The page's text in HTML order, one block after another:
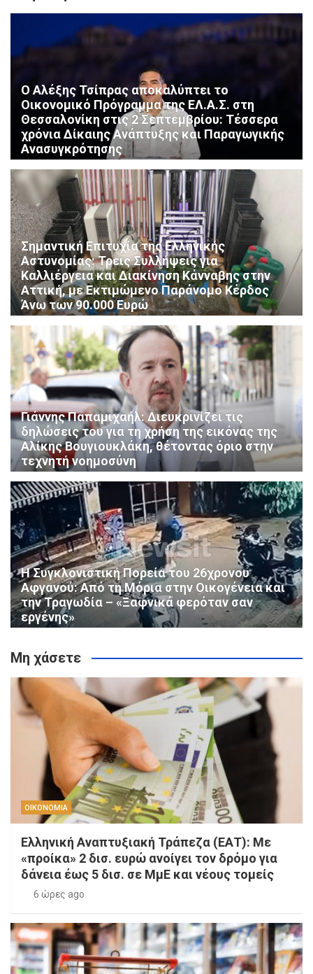
Ο Αλέξης Τσίπρας αποκαλύπτει το
Οικονομικό Πρόγραμμα της ΕΛ.Α.Σ. στη
Θεσσαλονίκη στις 2 Σεπτεμβρίου: Τέσσερα
χρόνια Δίκαιης Ανάπτυξης και Παραγωγικής
Ανασυγκρότησης
Σημαντική Επιτυχία της Ελληνικής
Αστυνομίας: Τρεις Συλλήψεις για
Καλλιέργεια και Διακίνηση Κάνναβης στην
Αττική, με Εκτιμώμενο Παράνομο Κέρδος
Άνω των 90.000 Ευρώ
Γιάννης Παπαμιχαήλ: Διευκρινίζει τις
δηλώσεις του για τη χρήση της εικόνας της
Αλίκης Βουγιουκλάκη, θέτοντας όριο στην
τεχνητή νοημοσύνη
Η Συγκλονιστική Πορεία του 26χρονου
Αφγανού: Από τη Μόρια στην Οικογένεια και
την Τραγωδία – «Ξαφνικά φερόταν σαν
εργένης»
Μη χάσετε
ΟΙΚΟΝΟΜΙΑ
Ελληνική Αναπτυξιακή Τράπεζα (ΕΑΤ): Με
«προίκα» 2 δισ. ευρώ ανοίγει τον δρόμο για
δάνεια έως 5 δισ. σε ΜμΕ και νέους τομείς
6 ώρες ago